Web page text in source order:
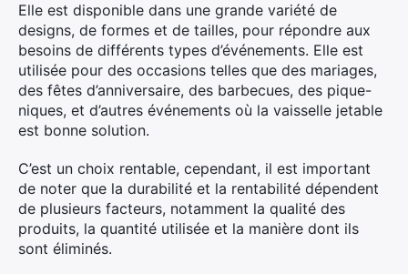
Elle est disponible dans une grande variété de
designs, de formes et de tailles, pour répondre aux
besoins de différents types d’événements. Elle est
utilisée pour des occasions telles que des mariages,
des fêtes d’anniversaire, des barbecues, des pique-
niques, et d’autres événements où la vaisselle jetable
est bonne solution.
C’est un choix rentable, cependant, il est important
de noter que la durabilité et la rentabilité dépendent
de plusieurs facteurs, notamment la qualité des
produits, la quantité utilisée et la manière dont ils
sont éliminés.